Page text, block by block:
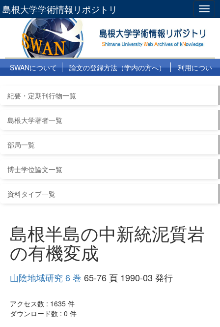
島根大学学術情報リポジトリ
SWANについて 論文の登録方法（学内の方へ）
利用につい
紀要・定期刊行物一覧
島根大学著者一覧
部局一覧
博士学位論文一覧
資料タイプ一覧
島根半島の中新統泥質岩
の有機変成
山陰地域研究 6 巻 65-76 頁 1990-03 発行
アクセス数 : 1635 件
ダウンロード数 : 0 件